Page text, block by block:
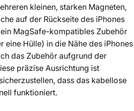
kleinen, starken Magneten,
auf der Rückseite des iPhones
MagSafe-kompatibles Zubehör
eine Hülle) in die Nähe des iPhones
das Zubehör aufgrund der
präzise Ausrichtung ist
dass das kabellose
funktioniert.